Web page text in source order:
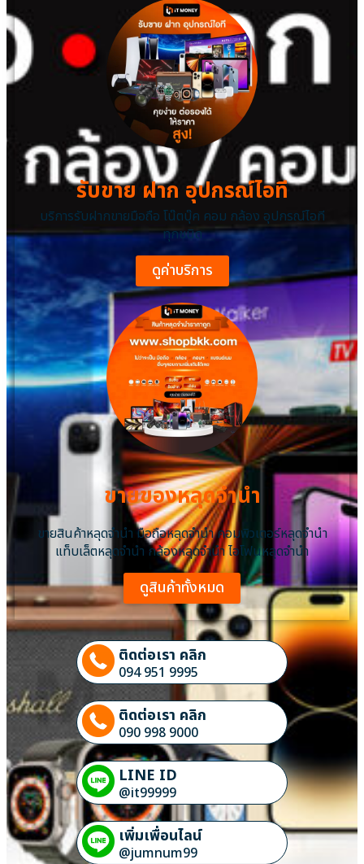
รับขาย ฝาก อุปกรณ์ไอที
บริการรับฝากขายมือถือ โน๊ตบุ๊ค คอม กล้อง อุปกรณ์ไอที
ทุกชนิด
ดูค่าบริการ
ขายของหลุดจำนำ
ขายสินค้าหลุดจำนำ มือถือหลุดจำนำ คอมพิวเตอร์หลุดจำนำ
แท็บเล็ตหลุดจำนำ กล้องหลุดจำนำ ไอโฟนหลุดจํานํา
ดูสินค้าทั้งหมด
ติดต่อเรา คลิก
094 951 9995
ติดต่อเรา คลิก
090 998 9000
LINE ID
@it99999
เพิ่มเพื่อนไลน์
@jumnum99